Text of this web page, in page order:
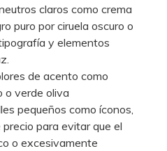
claros como crema
puro por ciruela oscuro o
y elementos
de acento como
o verde oliva
pequeños como íconos,
para evitar que el
o excesivamente